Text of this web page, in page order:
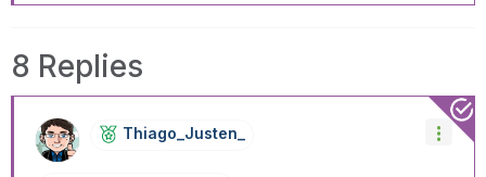
8 Replies
Thiago_Justen_